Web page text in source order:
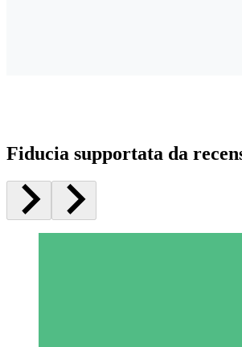
Fiducia supportata da